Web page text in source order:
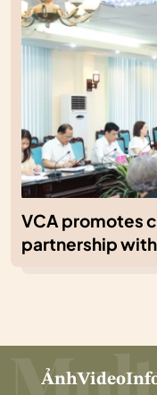
VCA promotes
partnership
ẢnhVideo